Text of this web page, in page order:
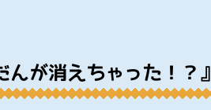
んが消えちゃった！？』